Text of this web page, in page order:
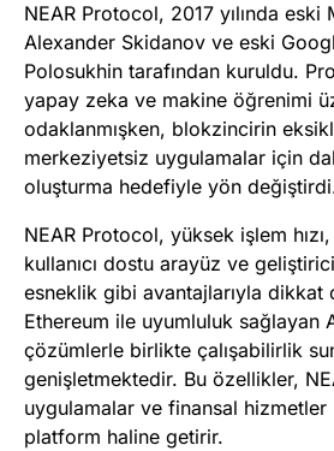
NEAR Protocol, 2017 yılında eski
Alexander Skidanov ve eski
Polosukhin tarafından kuruldu.
yapay zeka ve makine öğrenimi
odaklanmışken, blokzincirin
merkeziyetsiz uygulamalar için
oluşturma hedefiyle yön
NEAR Protocol, yüksek işlem
kullanıcı dostu arayüz ve
esneklik gibi avantajlarıyla dikkat
Ethereum ile uyumluluk sağlayan
çözümlerle birlikte çalışabilirlik
genişletmektedir. Bu özellikler,
uygulamalar ve finansal
platform haline getirir.